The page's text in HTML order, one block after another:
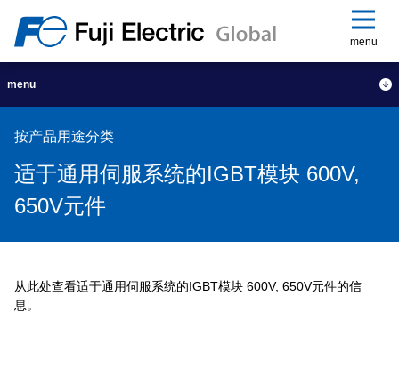
menu
menu
按产品用途分类
适于通用伺服系统的IGBT模块 600V,
650V元件
从此处查看适于通用伺服系统的IGBT模块 600V, 650V元件的信
息。